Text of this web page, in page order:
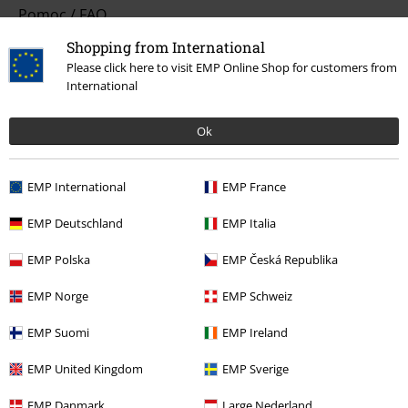
Shopping from International
Please click here to visit EMP Online Shop for customers from
International
Ok
EMP International EMP France
EMP Deutschland EMP Italia
EMP Polska EMP Česká Republika
EMP Norge EMP Schweiz
EMP Suomi EMP Ireland
EMP United Kingdom EMP Sverige
Pomoc / FAQ
Podmienky vrátenia tovaru
Vrátenie tovaru
Všeobecné informácie o veľkostiach
Zrušiť členstvo v BSC
Spôsoby platby